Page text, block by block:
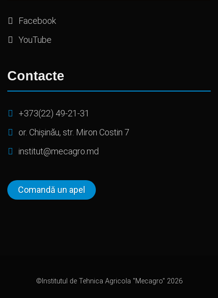
Facebook
YouTube
Contacte
+373(22) 49-21-31
or. Chișinău, str. Miron Costin 7
institut@mecagro.md
Comandă un apel
©Institutul de Tehnica Agricola "Mecagro" 2026